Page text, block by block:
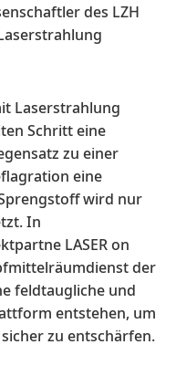
des LZH
Laserstrahlung
Schritt eine
zu einer
eine
wird nur
In
LASER on
der
feldtaugliche und
entstehen, um
zu entschärfen.